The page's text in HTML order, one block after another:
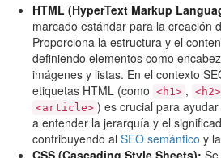
HTML (HyperText Markup
marcado estándar para la creación
Proporciona la estructura y el
definiendo elementos como
imágenes y listas. En el contexto
etiquetas HTML (como <h1> , <h2>
<article> ) es crucial para
a entender la jerarquía y el
contribuyendo al SEO semántico y
CSS (Cascading Style Sheets):